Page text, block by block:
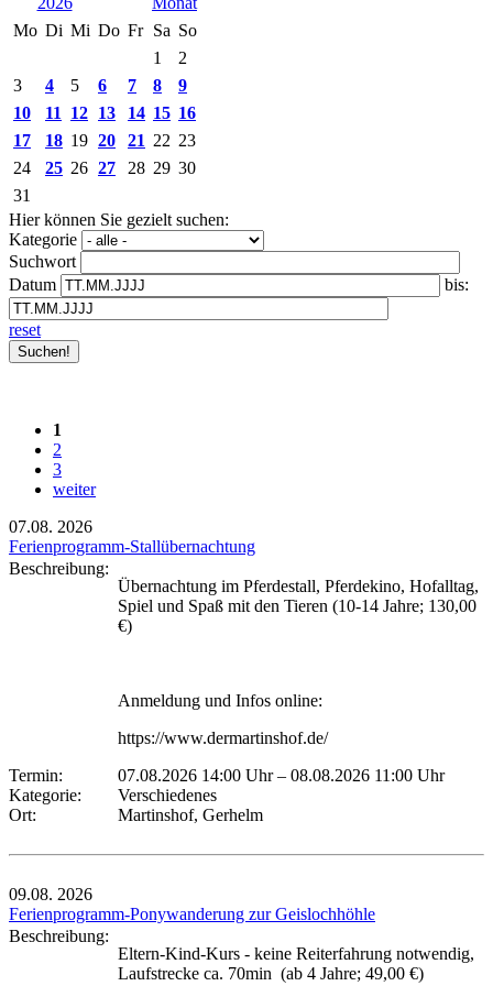
Mo Di Mi Do Fr Sa So
1
2
3
4 5 6 7 8
9
10
11 12 13 14 15 16
17
18 19 20 21 22 23
24
25 26 27 28 29 30
31
Hier können Sie gezielt suchen:
Kategorie
Suchwort
Datum
bis:
reset
1
2
3
weiter
07.08. 2026
Ferienprogramm-Stallübernachtung
Beschreibung:
Übernachtung im Pferdestall, Pferdekino, Hofalltag,
Spiel und Spaß mit den Tieren (10-14 Jahre; 130,00
€)
Anmeldung und Infos online:
https://www.dermartinshof.de/
Termin:
07.08.2026 14:00 Uhr– 08.08.2026 11:00 Uhr
Kategorie:
Verschiedenes
Ort:
Martinshof, Gerhelm
09.08. 2026
Ferienprogramm-Ponywanderung zur Geislochhöhle
Beschreibung:
Eltern-Kind-Kurs - keine Reiterfahrung notwendig,
Laufstrecke ca. 70min (ab 4 Jahre; 49,00 €)